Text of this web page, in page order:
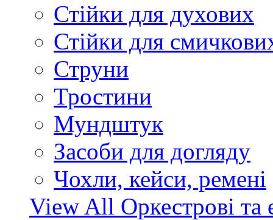
Стійки для духових
Стійки для
Струни
Тростини
Мундштук
Засоби для догляду
Чохли, кейси, ремені
View All Оркестрові та